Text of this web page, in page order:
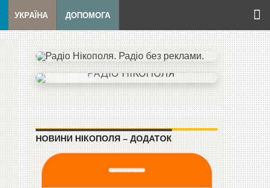
УКРАЇНА ДОПОМОГА
НОВИНИ НІКОПОЛЯ – ДОДАТОК